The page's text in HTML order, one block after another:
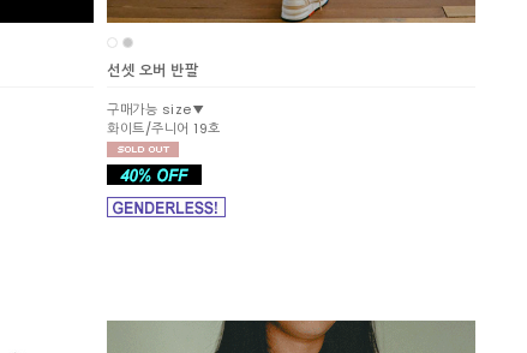
선셋 오버 반팔
구매가능 size▼
화이트/주니어 19호